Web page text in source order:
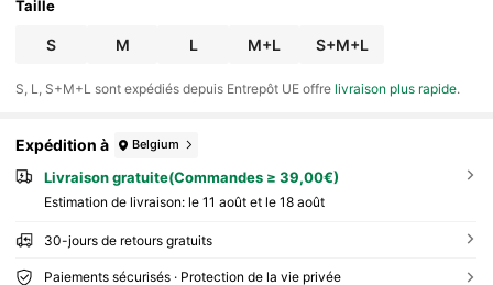
Taille
S M L M+L S+M+L
​S, L, S+M+L sont expédiés depuis Entrepôt UE offre livraison plus rapide.
Expédition à Belgium
Livraison gratuite(Commandes ≥ 39,00€)
Estimation de livraison: le 11 août et le 18 août
30-jours de retours gratuits
Paiements sécurisés · Protection de la vie privée